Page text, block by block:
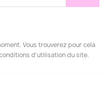
Vous trouverez pour cela
d'utilisation du site.